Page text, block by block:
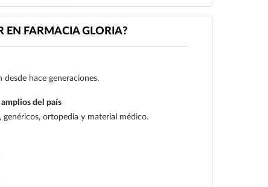
ecommerce@farmaciagloria.mxo a nuestro
EN FARMACIA GLORIA?
desde hace generaciones.
del país
genéricos, ortopedia y material médico.